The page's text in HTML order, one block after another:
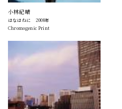
小林紀晴
はなはねに 2008年
Chromogenic Print